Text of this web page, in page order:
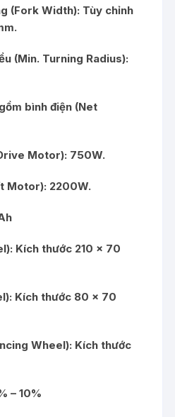
(Fork Width): Tùy chỉnh
(Min. Turning Radius):
bình điện (Net
Motor): 750W.
Motor): 2200W.
Kích thước 210 x 70
Kích thước 80 x 70
Wheel): Kích thước
– 10%